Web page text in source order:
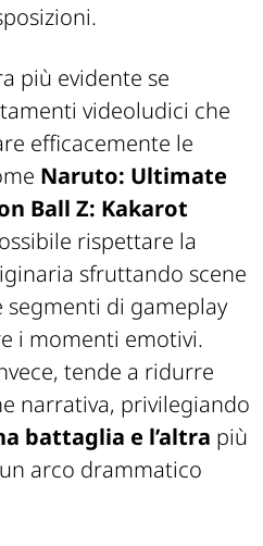
più evidente se
videoludici che
efficacemente le
Naruto: Ultimate
Ball Z: Kakarot
rispettare la
sfruttando scene
segmenti di gameplay
i momenti emotivi.
tende a ridurre
narrativa, privilegiando
battaglia e l’altra più
arco drammatico